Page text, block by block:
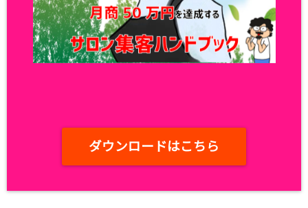
ダウンロードはこちら